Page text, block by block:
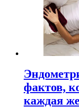
фактов,
каждая